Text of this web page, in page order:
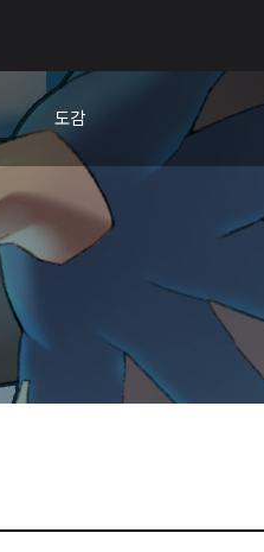
도감
캐릭터
새끼용
아이템